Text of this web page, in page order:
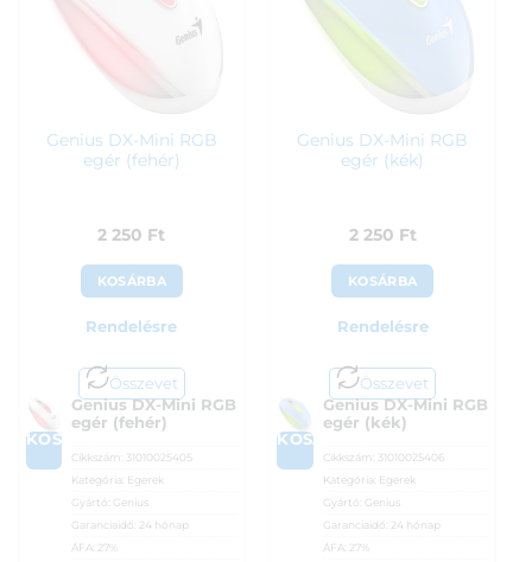
Genius DX-Mini RGB
egér (fehér)
2 250 Ft
KOSÁRBA
Rendelésre
Összevet
KOSÁRBA
Genius DX-Mini RGB
egér (fehér)
Cikkszám:
31010025405
Kategória: Egerek
Gyártó: Genius
Garanciaidő:
24 hónap
ÁFA:
27%
Genius DX-Mini RGB
egér (kék)
2 250 Ft
KOSÁRBA
Rendelésre
Összevet
KOSÁRBA
Genius DX-Mini RGB
egér (kék)
Cikkszám:
31010025406
Kategória: Egerek
Gyártó: Genius
Garanciaidő:
24 hónap
ÁFA:
27%